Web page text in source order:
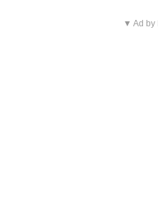
▼ Ad by